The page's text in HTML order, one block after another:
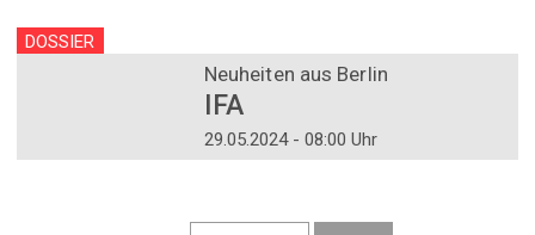
DOSSIER
Neuheiten aus Berlin
IFA
29.05.2024 - 08:00 Uhr